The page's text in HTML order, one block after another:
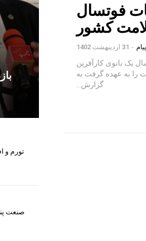
فوتسال
کشور
- 31 اردیبهشت 1402
یک بانوی کارآفرین
مدیریت و سرپرستی تیم فوتسال رمز موفقیت را به عهده گرفت به
گزارش...
تورم و
صنعت